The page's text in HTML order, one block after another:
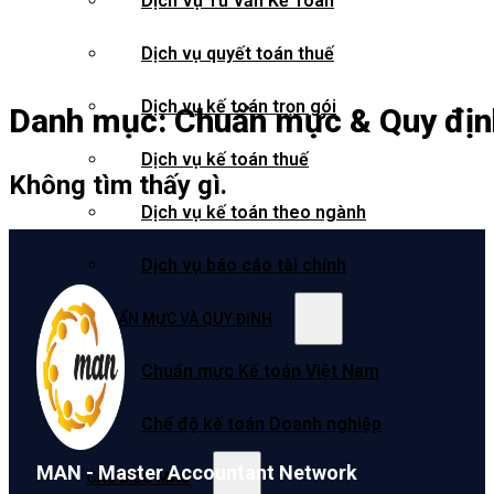
Dịch vụ quyết toán thuế
Dịch vụ kế toán trọn gói
Dịch vụ kế toán thuế
Dịch vụ kế toán theo ngành
Dịch vụ báo cáo tài chính
CHUẨN MỰC VÀ QUY ĐỊNH
Chuẩn mực Kế toán Việt Nam
Chế độ kế toán Doanh nghiệp
CÁC BIỂU MẪU
Danh mục:Chuẩn mực & Quy
Không tìm thấy gì.
MAN - Master Accountant Network